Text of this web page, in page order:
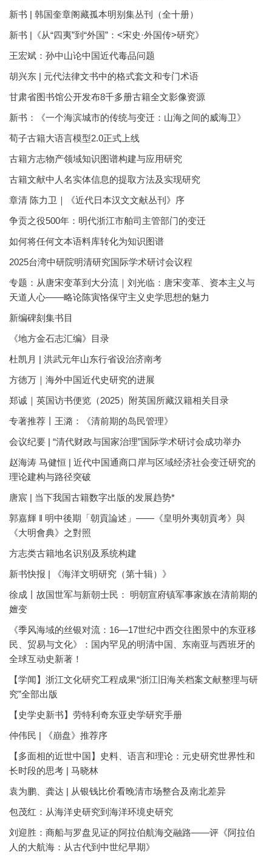
新书 | 韩国奎章阁藏孤本明别集丛刊（全十册）
新书 |《从“四夷”到“外国”：<宋史·外国传>研究》
王宏斌：孙中山论中国近代毒品问题
胡兴东 | 元代法律文书中的格式套文和专门术语
甘肃省图书馆公开发布8千多册古籍全文影像资源
新书：《一个海滨城市的传统与变迁：山海之间的威海卫》
荀子古籍大语言模型2.0正式上线
古籍方志物产领域知识图谱构建与应用研究
古籍文献中人名实体信息的提取方法及实现研究
章清 陈力卫｜《近代日本汉文文献丛刊》序
争贡之役500年：明代浙江市舶司主管部门的变迁
如何将任何文本语料库转化为知识图谱
2025台湾中研院明清研究国际学术研讨会议程
专题：从唐宋变革到大分流｜刘光临：唐宋变革、资本主义与
天道人心——略论陈寅恪保守主义史学思想的魅力
新编碑刻集书目
《地方金石志汇编》目录
杜凯月 | 洪武元年山东行省设治济南考
方徳万｜海外中国近代史研究的进展
郑诚｜英国访书便览（2025）附英国所藏汉籍相关目录
专著推荐丨王潞：《清前期的岛民管理》
会议纪要 | “清代财政与国家治理”国际学术研讨会成功举办
赵海涛 马健恒 | 近代中国通商口岸与区域经济社会变迁研究的
理论建构与路径突破
唐宸 | 当下我国古籍数字出版的发展趋势*
郭嘉輝 ‖ 明中後期「朝貢論述」——《皇明外夷朝貢考》與
《大明會典》之對照
方志类古籍地名识别及系统构建
新书快报 | 《海洋文明研究（第十辑）》
徐成丨故国世军与新朝士民： 明朝宣府镇军事家族在清前期的
嬗变
《季风海域的丝银对流：16—17世纪中西交往图景中的东亚移
民、贸易与文化》：国内罕见的明清中国、东南亚与西班牙的
全球互动史新著！
【学闻】浙江文化研究工程成果“浙江旧海关档案文献整理与研
究”全部出版
【史学史新书】劳特利奇东亚史学研究手册
仲伟民 | 《崩盘》推荐序
【多面相的近世中国】史料、语言和理论：元史研究世界性和
长时段的思考 | 马晓林
袁为鹏、龚达 | 从银钱比价看晚清市场整合及南北差异
包茂红：从海洋史研究到海洋环境史研究
刘迎胜：商船与罗盘见证的阿拉伯航海交融路——评《阿拉伯
人的大航海：从古代到中世纪早期》